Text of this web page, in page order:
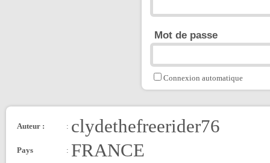
Mot de passe
Connexion automatique
Auteur : : clydethefreerider76
Pays : FRANCE